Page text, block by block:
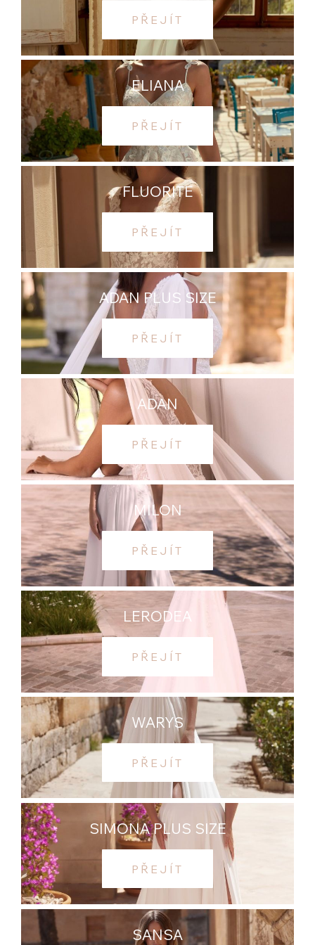
PŘEJÍT
ELIANA
PŘEJÍT
FLUORITE
PŘEJÍT
ADAN PLUS SIZE
PŘEJÍT
ADAN
PŘEJÍT
MILON
PŘEJÍT
LERODEA
PŘEJÍT
WARYS
PŘEJÍT
SIMONA PLUS SIZE
PŘEJÍT
SANSA